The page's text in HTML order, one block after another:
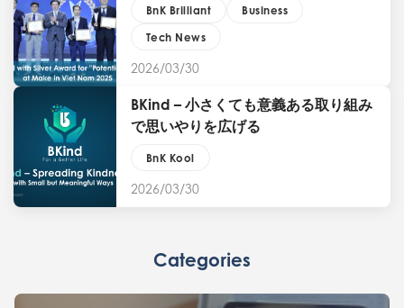
2026/03/30
BnK Brilliant
Business
Tech News
BKind – 小さくても意義ある取り組み
で思いやりを広げる
2026/03/30
BnK Kool
Categories